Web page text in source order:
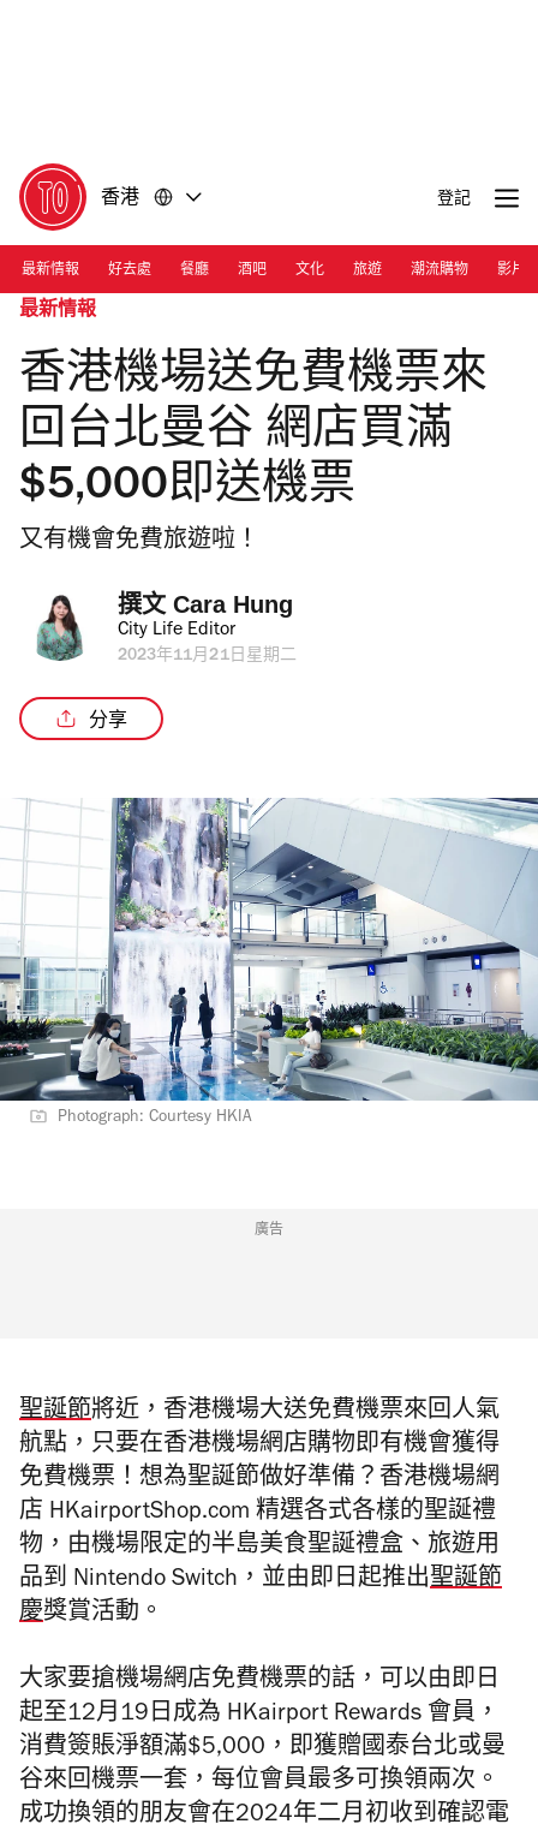
香港 登記
最新情報 好去處 餐廳 酒吧 文化 旅遊 潮流購物 影片
最新情報
香港機場送免費機票來
回台北曼谷 網店買滿
$5,000即送機票
又有機會免費旅遊啦！
撰文 Cara Hung
City Life Editor
2023年11月21日星期二
分享
Photograph: Courtesy HKIA
廣告
聖誕節將近，香港機場大送免費機票來回人氣
航點，只要在香港機場網店購物即有機會獲得
免費機票！想為聖誕節做好準備？香港機場網
店 HKairportShop.com 精選各式各樣的聖誕禮
物，由機場限定的半島美食聖誕禮盒、旅遊用
品到 Nintendo Switch，並由即日起推出聖誕節
慶獎賞活動。
大家要搶機場網店免費機票的話，可以由即日
起至12月19日成為 HKairport Rewards 會員，
消費簽賬淨額滿$5,000，即獲贈國泰台北或曼
谷來回機票一套，每位會員最多可換領兩次。
成功換領的朋友會在2024年二月初收到確認電